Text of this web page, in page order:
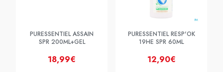
PURESSENTIEL ASSAIN
SPR 200ML+GEL
18,99€
PURESSENTIEL RESP'OK
19HE SPR 60ML
12,90€